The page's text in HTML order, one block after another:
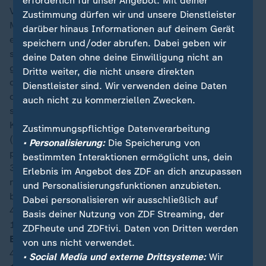
Verden steht es noch 0:0. In den ersten rund 37
Minuten ließen die Blauen Haie dabei defensiv kaum
etwas zu. Gegen den amtierenden Europameister
standen sie extrem tief, zugleich aber kompakt und
gut gestaffelt. Bis auf ein paar halbgare Szenen war
die Furia Roja offensiv fast abgemeldet. Dann aber
drehte diese auf: Torres traf die Latte, Oyarzabal
scheiterte an Vózinha (beides 39.), zudem blieb der
Keeper Sieger erneut gegen Torres (45.) und Laporte
(45+3). Die Crioulos selbst traten vorne nur durch ein
paar harmlose Abschlüsse in Erscheinung (27., 35.,
38.). Gegen Ende der ersten Halbzeit schien das 1:0
nur eine Frage der Zeit zu sein. Wir bleiben gespannt,
bis gleich!
45′+5
18:51
Ende 1. Halbzeit
45′ +3
Zustimmung dürfen wir und unsere Dienstleister
darüber hinaus Informationen auf deinem Gerät
speichern und/oder abrufen. Dabei geben wir
deine Daten ohne deine Einwilligung nicht an
Dritte weiter, die nicht unsere direkten
Dienstleister sind. Wir verwenden deine Daten
auch nicht zu kommerziellen Zwecken.
Zustimmungspflichtige Datenverarbeitung
• Personalisierung:Die Speicherung von
bestimmten Interaktionen ermöglicht uns, dein
Erlebnis im Angebot des ZDF an dich anzupassen
und Personalisierungsfunktionen anzubieten.
Dabei personalisieren wir ausschließlich auf
Basis deiner Nutzung von ZDF Streaming, der
ZDFheute und ZDFtivi. Daten von Dritten werden
von uns nicht verwendet.
• Social Media und externe Drittsysteme:Wir